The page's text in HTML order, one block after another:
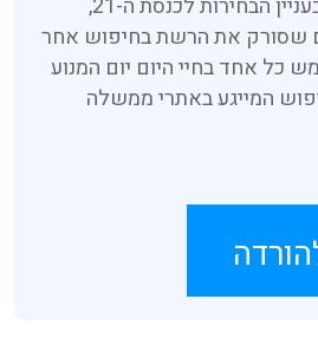
מס’ עט/7 – הוראות בעניין הבחירות לכנסת ה-21,
שסורק את הרשת בחיפוש אחר
כל אחד בחיי היום יום המנוע
המייגע באתרי ממשלה